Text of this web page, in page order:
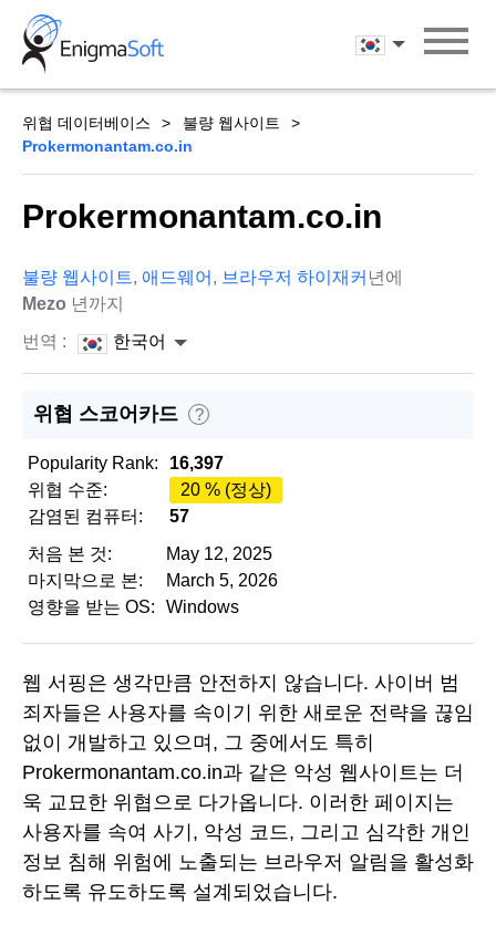
Skip
content
한국어
위협 데이터베이스
불량 웹사이트
Prokermonantam.co.in
Prokermonantam.co.in
불량 웹사이트, 애드웨어 , 브라우저 하이재커 년에
Mezo 년까지
번역 :
한국어
위협 스코어카드 ?
Popularity Rank:
16,397
위협 수준:
20 % (정상)
감염된 컴퓨터:
57
처음 본 것:
May 12, 2025
마지막으로 본:
March 5, 2026
영향을 받는 OS:
Windows
웹 서핑은 생각만큼 안전하지 않습니다. 사이버 범
죄자들은 사용자를 속이기 위한 새로운 전략을 끊임
없이 개발하고 있으며, 그 중에서도 특히
Prokermonantam.co.in과 같은 악성 웹사이트는 더
욱 교묘한 위협으로 다가옵니다. 이러한 페이지는
사용자를 속여 사기, 악성 코드, 그리고 심각한 개인
정보 침해 위험에 노출되는 브라우저 알림을 활성화
하도록 유도하도록 설계되었습니다.